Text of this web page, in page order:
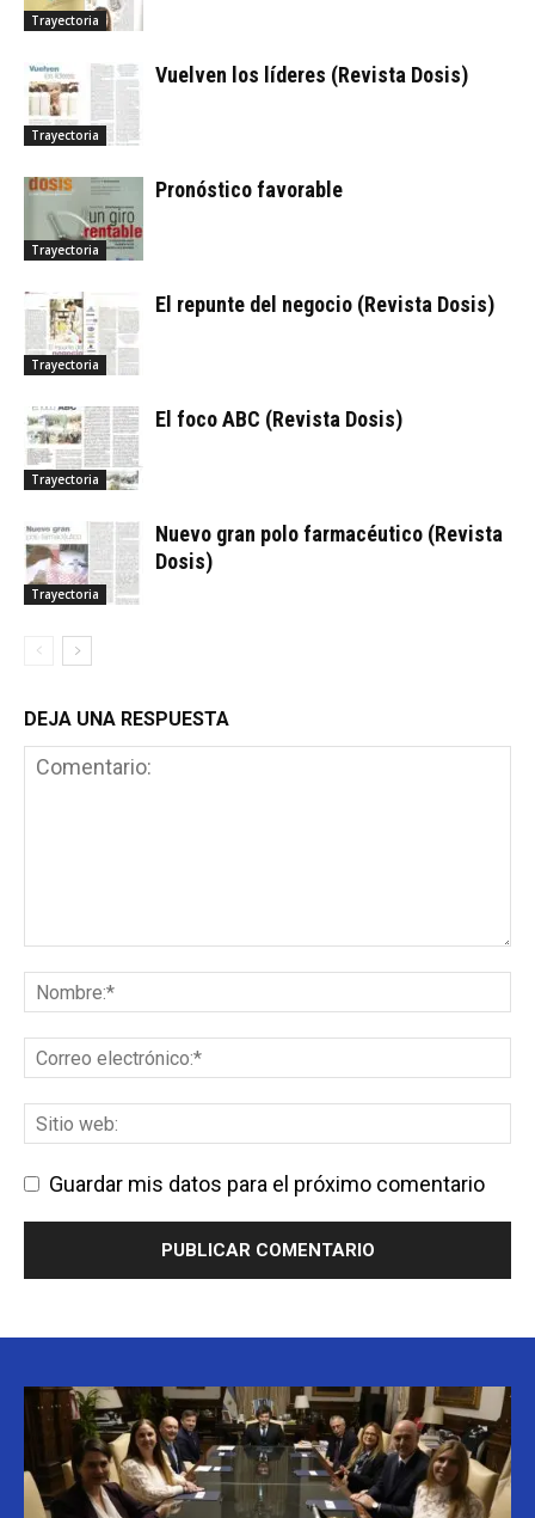
Trayectoria
Trayectoria
Vuelven los líderes (Revista Dosis)
Trayectoria
Pronóstico favorable
Trayectoria
El repunte del negocio (Revista Dosis)
Trayectoria
El foco ABC (Revista Dosis)
Trayectoria
Nuevo gran polo farmacéutico (Revista
Dosis)
DEJA UNA RESPUESTA
Guardar mis datos para el próximo comentario